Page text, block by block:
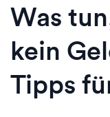
Was
kein
Tipps